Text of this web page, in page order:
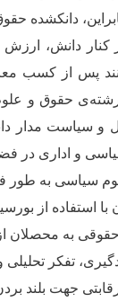
کنار دانش،
پس از کسب
ی حقوق و
و سیاست مدار
و اداری در
سیاسی به طور
استفاده از
به محصلان
تفکر تحلیلی
رقابتی جهت